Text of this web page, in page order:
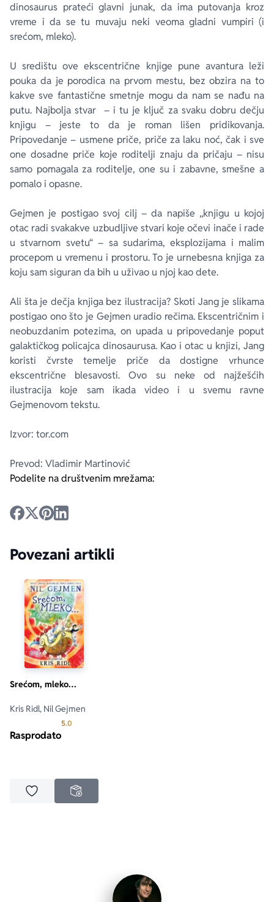
dinosaurus prateći glavni junak, da ima putovanja kroz
vreme i da se tu muvaju neki veoma gladni vumpiri (i
srećom, mleko).
U središtu ove ekscentrične knjige pune avantura leži
pouka da je porodica na prvom mestu, bez obzira na to
kakve sve fantastične smetnje mogu da nam se nađu na
putu. Najbolja stvar – i tu je ključ za svaku dobru dečju
knjigu – jeste to da je roman lišen pridikovanja.
Pripovedanje – usmene priče, priče za laku noć, čak i sve
one dosadne priče koje roditelji znaju da pričaju – nisu
samo pomagala za roditelje, one su i zabavne, smešne a
pomalo i opasne.
Gejmen je postigao svoj cilj – da napiše „knjigu u kojoj
otac radi svakakve uzbudljive stvari koje očevi inače i rade
u stvarnom svetu“ – sa sudarima, eksplozijama i malim
procepom u vremenu i prostoru. To je urnebesna knjiga za
koju sam siguran da bih u uživao u njoj kao dete.
Ali šta je dečja knjiga bez ilustracija? Skoti Jang je slikama
postigao ono što je Gejmen uradio rečima. Ekscentričnim i
neobuzdanim potezima, on upada u pripovedanje poput
galaktičkog policajca dinosaurusa. Kao i otac u knjizi, Jang
koristi čvrste temelje priče da dostigne vrhunce
ekscentrične blesavosti. Ovo su neke od najžešćih
ilustracija koje sam ikada video i u svemu ravne
Gejmenovom tekstu.
Izvor: tor.com
Prevod: Vladimir Martinović
Podelite na društvenim mrežama:
Povezani artikli
Srećom, mleko…
Kris Ridl, Nil Gejmen
5.0
Rasprodato
Dodaj u omiljeneNEDOSTUPNO